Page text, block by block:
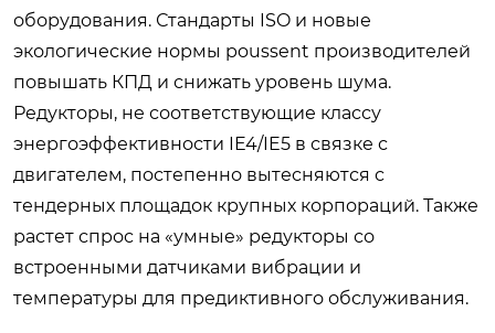
оборудования. Стандарты ISO и новые
экологические нормы poussent производителей
повышать КПД и снижать уровень шума.
Редукторы, не соответствующие классу
энергоэффективности IE4/IE5 в связке с
двигателем, постепенно вытесняются с
тендерных площадок крупных корпораций. Также
растет спрос на «умные» редукторы со
встроенными датчиками вибрации и
температуры для предиктивного обслуживания.